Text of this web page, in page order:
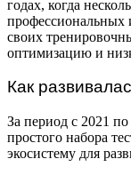
годах, когда
профессиональных
своих
оптимизацию и
Как
За период с 2021
простого набора
экосистему для